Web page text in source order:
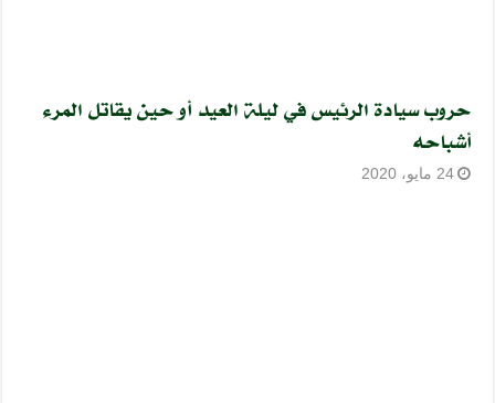
حروب سيادة الرئيس في ليلة العيد أو حين يقاتل المرء
أشباحه
24 مايو، 2020